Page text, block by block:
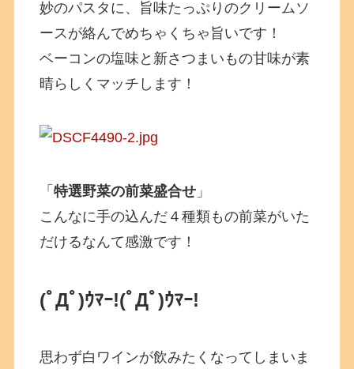
妙のパスタに、旨味たっぷりのクリームソ
ースが絡んでめちゃくちゃ旨いです！
ベーコンの塩味と新さつまいもの甘味が素
晴らしくマッチします！
「特選野菜の前菜盛合せ 」
こんなに手の込んだ４種類もの前菜がいた
だけるなんて感激です！
(ﾟДﾟ)ｳﾏｰ!(ﾟДﾟ)ｳﾏｰ!
思わず白ワインが飲みたくなってしまいま